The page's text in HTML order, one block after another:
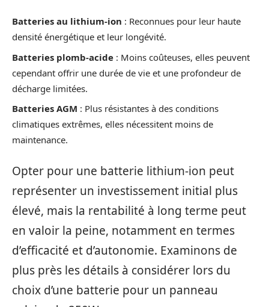
Batteries au lithium-ion : Reconnues pour leur haute
densité énergétique et leur longévité.
Batteries plomb-acide : Moins coûteuses, elles peuvent
cependant offrir une durée de vie et une profondeur de
décharge limitées.
Batteries AGM : Plus résistantes à des conditions
climatiques extrêmes, elles nécessitent moins de
maintenance.
Opter pour une batterie lithium-ion peut
représenter un investissement initial plus
élevé, mais la rentabilité à long terme peut
en valoir la peine, notamment en termes
d’efficacité et d’autonomie. Examinons de
plus près les détails à considérer lors du
choix d’une batterie pour un panneau